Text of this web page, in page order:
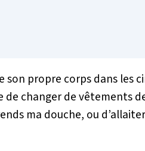
son propre corps dans les
de changer de vêtements
ma douche, ou